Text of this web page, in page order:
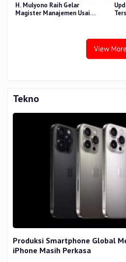
H. Mulyono Raih Gelar
Magister Manajemen Usai
View More
Tekno
Produksi Smartphone Global
iPhone Masih Perkasa